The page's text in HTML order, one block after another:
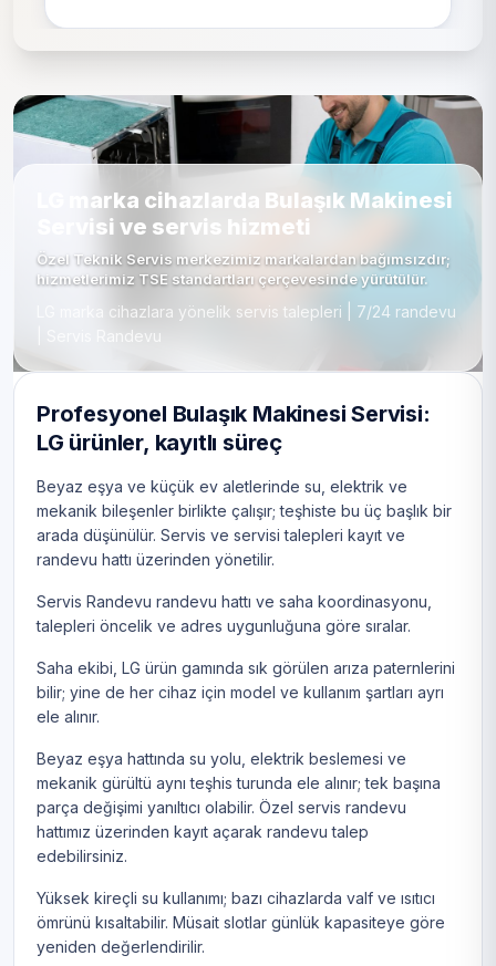
LG marka cihazlarda Bulaşık Makinesi
Servisi ve servis hizmeti
Özel Teknik Servis merkezimiz markalardan bağımsızdır;
hizmetlerimiz TSE standartları çerçevesinde yürütülür.
LG marka cihazlara yönelik servis talepleri | 7/24 randevu
| Servis Randevu
Profesyonel Bulaşık Makinesi Servisi:
LG ürünler, kayıtlı süreç
Beyaz eşya ve küçük ev aletlerinde su, elektrik ve
mekanik bileşenler birlikte çalışır; teşhiste bu üç başlık bir
arada düşünülür. Servis ve servisi talepleri kayıt ve
randevu hattı üzerinden yönetilir.
Servis Randevu randevu hattı ve saha koordinasyonu,
talepleri öncelik ve adres uygunluğuna göre sıralar.
Saha ekibi, LG ürün gamında sık görülen arıza paternlerini
bilir; yine de her cihaz için model ve kullanım şartları ayrı
ele alınır.
Beyaz eşya hattında su yolu, elektrik beslemesi ve
mekanik gürültü aynı teşhis turunda ele alınır; tek başına
parça değişimi yanıltıcı olabilir. Özel servis randevu
hattımız üzerinden kayıt açarak randevu talep
edebilirsiniz.
Yüksek kireçli su kullanımı; bazı cihazlarda valf ve ısıtıcı
ömrünü kısaltabilir. Müsait slotlar günlük kapasiteye göre
yeniden değerlendirilir.